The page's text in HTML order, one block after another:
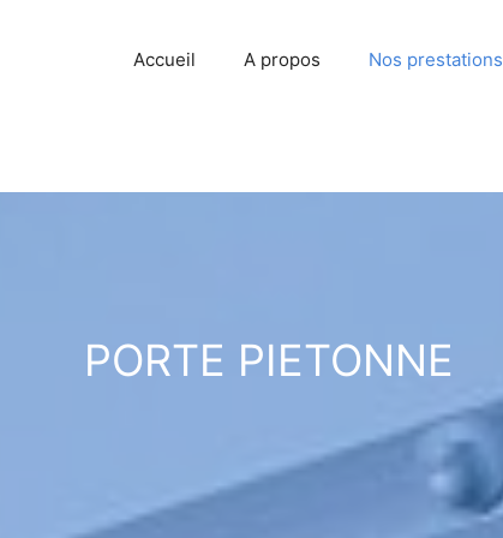
Accueil A propos Nos prestations
PORTE PIETONNE